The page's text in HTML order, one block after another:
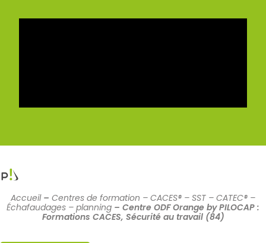
Accueil– Centres de formation – CACES® – SST – CATEC® –
Échafaudages – planning – Centre ODF Orange by PILOCAP :
Formations CACES, Sécurité au travail (84)